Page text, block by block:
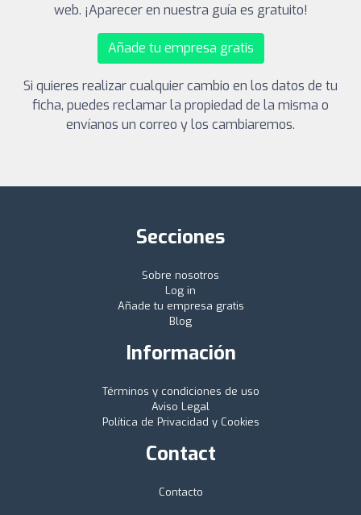
web. ¡Aparecer en nuestra guía es gratuito!
Añade tu empresa gratis
Si quieres realizar cualquier cambio en los datos de tu
ficha, puedes reclamar la propiedad de la misma o
envíanos un correo y los cambiaremos.
Secciones
Sobre nosotros
Log in
Añade tu empresa gratis
Blog
Información
Términos y condiciones de uso
Aviso Legal
Política de Privacidad y Cookies
Contact
Contacto